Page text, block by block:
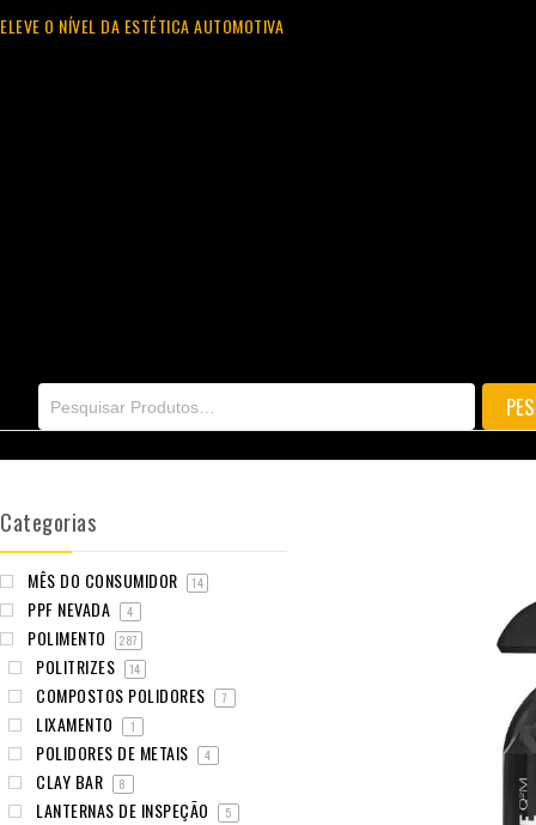
ELEVE O NÍVEL DA ESTÉTICA AUTOMOTIVA
Categorias
MÊS DO CONSUMIDOR 14
PPF NEVADA 4
POLIMENTO 287
POLITRIZES 14
COMPOSTOS POLIDORES 7
LIXAMENTO 1
POLIDORES DE METAIS 4
CLAY BAR 8
LANTERNAS DE INSPEÇÃO 5